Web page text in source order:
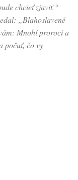
chcieť zjaviť.“
„Blahoslavené
Mnohí proroci a
počuť, čo vy